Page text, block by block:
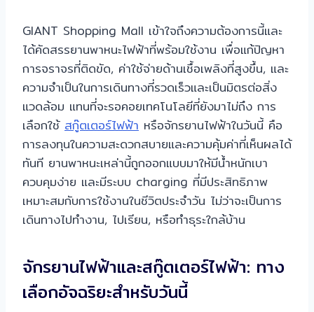
GIANT Shopping Mall เข้าใจถึงความต้องการนี้และ
ได้คัดสรรยานพาหนะไฟฟ้าที่พร้อมใช้งาน เพื่อแก้ปัญหา
การจราจรที่ติดขัด, ค่าใช้จ่ายด้านเชื้อเพลิงที่สูงขึ้น, และ
ความจำเป็นในการเดินทางที่รวดเร็วและเป็นมิตรต่อสิ่ง
แวดล้อม แทนที่จะรอคอยเทคโนโลยีที่ยังมาไม่ถึง การ
เลือกใช้ สกู๊ตเตอร์ไฟฟ้า หรือจักรยานไฟฟ้าในวันนี้ คือ
การลงทุนในความสะดวกสบายและความคุ้มค่าที่เห็นผลได้
ทันที ยานพาหนะเหล่านี้ถูกออกแบบมาให้มีน้ำหนักเบา
ควบคุมง่าย และมีระบบ charging ที่มีประสิทธิภาพ
เหมาะสมกับการใช้งานในชีวิตประจำวัน ไม่ว่าจะเป็นการ
เดินทางไปทำงาน, ไปเรียน, หรือทำธุระใกล้บ้าน
จักรยานไฟฟ้าและสกู๊ตเตอร์ไฟฟ้า: ทาง
เลือกอัจฉริยะสำหรับวันนี้